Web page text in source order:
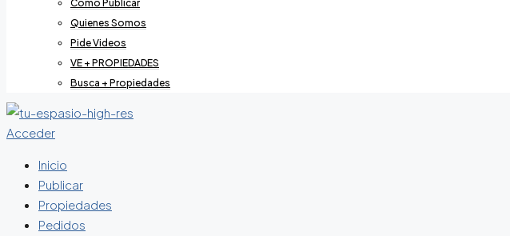
Como Publicar
Quienes Somos
Pide Videos
VE + PROPIEDADES
Busca + Propiedades
Acceder
Inicio
Publicar
Propiedades
Pedidos